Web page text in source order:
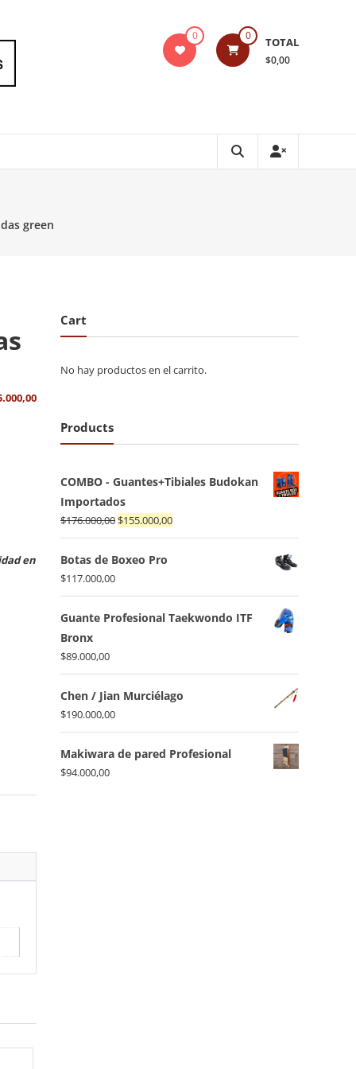
0 0 TOTAL
$0,00
green
en
Cart
No hay productos en el carrito.
Products
COMBO - Guantes+Tibiales Budokan
Importados
$176.000,00El
precio
original
$155.000,00El
precio
Botas de Boxeo Pro
$117.000,00
Guante Profesional Taekwondo ITF
Bronx
$89.000,00
Chen / Jian Murciélago
$190.000,00
Makiwara de pared Profesional
$94.000,00